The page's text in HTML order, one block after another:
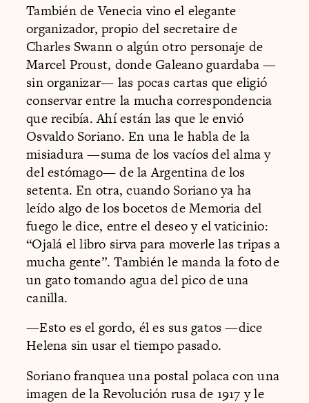
También de Venecia vino el elegante
organizador, propio del secretaire de
Charles Swann o algún otro personaje de
Marcel Proust, donde Galeano guardaba —
sin organizar— las pocas cartas que eligió
conservar entre la mucha correspondencia
que recibía. Ahí están las que le envió
Osvaldo Soriano. En una le habla de la
misiadura —suma de los vacíos del alma y
del estómago— de la Argentina de los
setenta. En otra, cuando Soriano ya ha
leído algo de los bocetos de Memoria del
fuego le dice, entre el deseo y el vaticinio:
“Ojalá el libro sirva para moverle las tripas a
mucha gente”. También le manda la foto de
un gato tomando agua del pico de una
canilla.
—Esto es el gordo, él es sus gatos —dice
Helena sin usar el tiempo pasado.
Soriano franquea una postal polaca con una
imagen de la Revolución rusa de 1917 y le